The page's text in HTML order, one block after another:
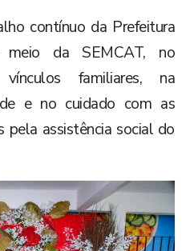
contínuo da Prefeitura
meio da SEMCAT, no
familiares, na
e no cuidado com as
pela assistência social do